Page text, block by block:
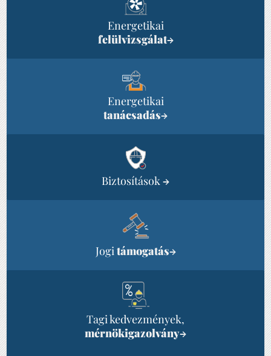
Energetikai
felülvizsgálat→
Energetikai
tanácsadás→
Biztosítások→
Jogi támogatás→
Tagi kedvezmények,
mérnökigazolvány→